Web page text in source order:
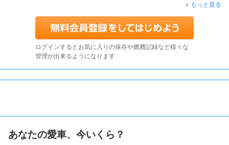
もっと見る
ログインするとお気に入りの保存や燃費記録など様々な
管理が出来るようになります
あなたの愛車、今いくら？